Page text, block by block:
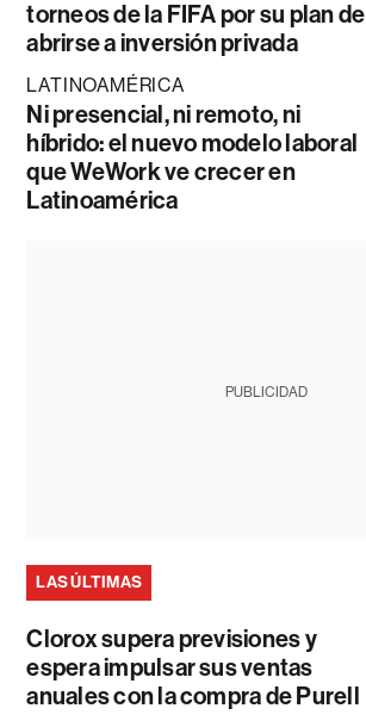
torneos de la FIFA por su plan de
abrirse a inversión privada
LATINOAMÉRICA
Ni presencial, ni remoto, ni
híbrido: el nuevo modelo laboral
que WeWork ve crecer en
Latinoamérica
PUBLICIDAD
LAS ÚLTIMAS
Clorox supera previsiones y
espera impulsar sus ventas
anuales con la compra de Purell